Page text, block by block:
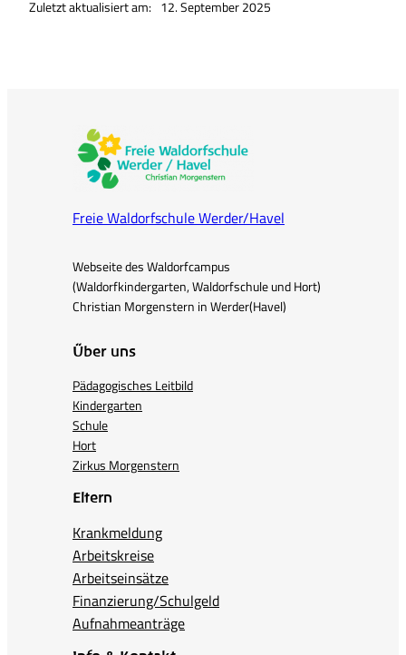
Zuletzt aktualisiert am: 12. September 2025
Freie Waldorfschule Werder/Havel
Webseite des Waldorfcampus
(Waldorfkindergarten, Waldorfschule und Hort)
Christian Morgenstern in Werder(Havel)
Über uns
Pädagogisches Leitbild
Kindergarten
Schule
Hort
Zirkus Morgenstern
Eltern
Krankmeldung
Arbeitskreise
Arbeitseinsätze
Finanzierung/Schulgeld
Aufnahmeanträge